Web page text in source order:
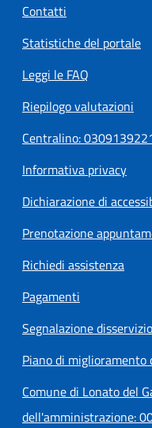
Contatti
Statistiche del portale
Leggi le FAQ
Riepilogo valutazioni
Centralino:
Informativa privacy
Dichiarazione di
Prenotazione
Richiedi assistenza
Pagamenti
Segnalazione disservizio
Piano di miglioramento
Comune di Lonato del
dell'amministrazione: